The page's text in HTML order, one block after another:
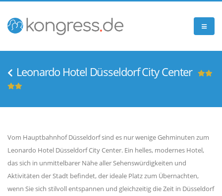
Leonardo Hotel Düsseldorf City Center
Vom Hauptbahnhof Düsseldorf sind es nur wenige Gehminuten zum
Leonardo Hotel Düsseldorf City Center. Ein helles, modernes Hotel,
das sich in unmittelbarer Nähe aller Sehenswürdigkeiten und
Aktivitäten der Stadt befindet, der ideale Platz zum Übernachten,
wenn Sie sich stilvoll entspannen und gleichzeitig die Zeit in Düsseldorf